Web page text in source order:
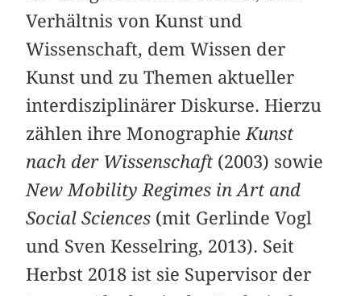
Verhältnis von Kunst und
Wissenschaft, dem Wissen der
Kunst und zu Themen aktueller
interdisziplinärer Diskurse. Hierzu
zählen ihre MonographieKunst
nach der Wissenschaft (2003) sowie
New Mobility Regimes in Art and
Social Sciences (mit Gerlinde Vogl
und Sven Kesselring, 2013). Seit
Herbst 2018 ist sie Supervisor der